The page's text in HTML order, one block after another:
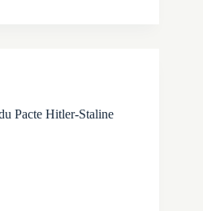
Pacte Hitler-Staline